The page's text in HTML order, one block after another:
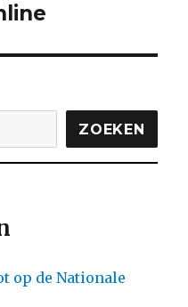
ZOEKEN
op de Nationale